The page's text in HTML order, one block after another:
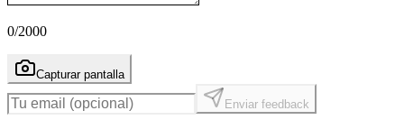
0/2000
Capturar pantalla
Enviar feedback